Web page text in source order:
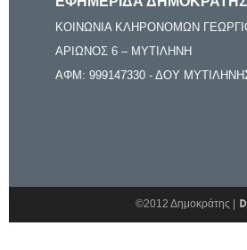
ΚΟΙΝΩΝΙΑ ΚΛΗΡΟΝΟΜΩΝ
ΑΡΙΩΝΟΣ 6 – ΜΥΤΙΛΗΝΗ
ΑΦΜ: 999147330 - ΔΟΥ
©2012 Δημοκράτης |